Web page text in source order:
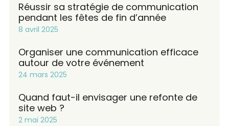
Réussir sa stratégie de communication
pendant les fêtes de fin d’année
8 avril 2025
Organiser une communication efficace
autour de votre événement
24 mars 2025
Quand faut-il envisager une refonte de
site web ?
2 mai 2025